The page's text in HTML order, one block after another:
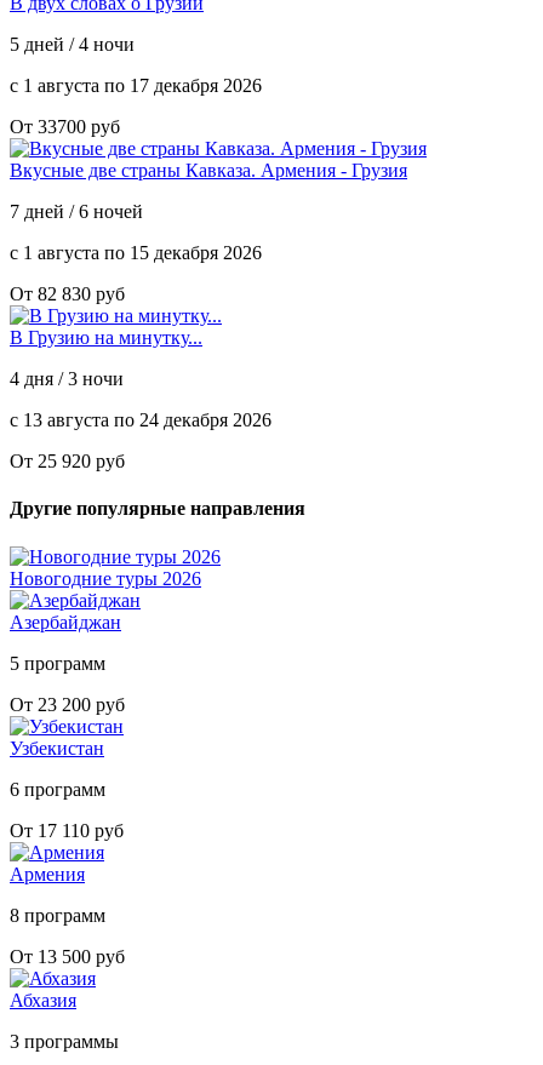
5 дней / 4 ночи
с 1 августа по 17 декабря 2026
От 33700 руб
Вкусные две страны Кавказа. Армения - Грузия
7 дней / 6 ночей
с 1 августа по 15 декабря 2026
От 82 830 руб
В Грузию на минутку...
4 дня / 3 ночи
с 13 августа по 24 декабря 2026
От 25 920 руб
Другие популярные направления
Новогодние туры 2026
Азербайджан
5 программ
От 23 200 руб
Узбекистан
6 программ
От 17 110 руб
Армения
8 программ
От 13 500 руб
Абхазия
3 программы